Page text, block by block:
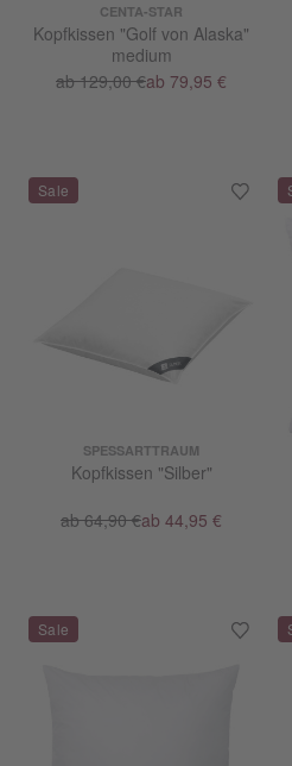
CENTA-STAR
Kopfkissen "Golf von Alaska"
medium
ab 129,00 €ab 79,95 €
SPESSARTTRAUM
Kopfkissen "Silber"
ab 64,90 €ab 44,95 €